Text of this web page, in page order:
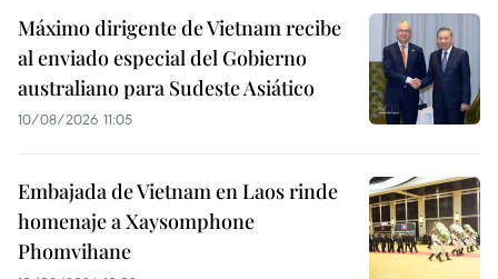
Máximo dirigente de Vietnam recibe
al enviado especial del Gobierno
australiano para Sudeste Asiático
10/08/2026 11:05
Embajada de Vietnam en Laos rinde
homenaje a Xaysomphone
Phomvihane